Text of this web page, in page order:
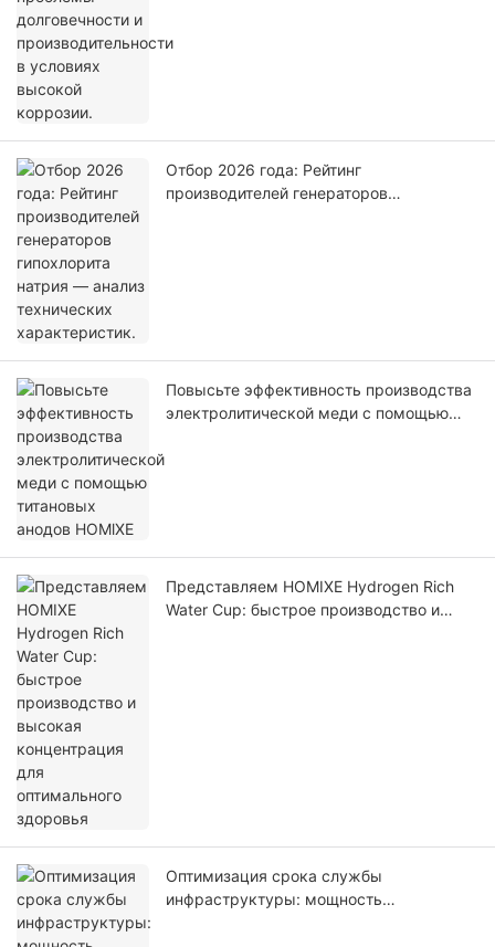
Отбор 2026 года: Рейтинг
производителей генераторов
Повысьте эффективность производства
электролитической меди с помощью
Представляем HOMIXE Hydrogen Rich
Water Cup: быстрое производство и
Оптимизация срока службы
инфраструктуры: мощность